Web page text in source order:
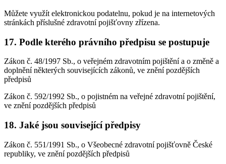
Můžete využít elektronickou podatelnu, pokud je na internetových
stránkách příslušné zdravotní pojišťovny zřízena.
17. Podle kterého právního předpisu se postupuje
Zákon č. 48/1997 Sb., o veřejném zdravotním pojištění a o změně a
doplnění některých souvisejících zákonů, ve znění pozdějších
předpisů
Zákon č. 592/1992 Sb., o pojistném na veřejné zdravotní pojištění,
ve znění pozdějších předpisů
18. Jaké jsou související předpisy
Zákon č. 551/1991 Sb., o Všeobecné zdravotní pojišťovně České
republiky, ve znění pozdějších předpisů